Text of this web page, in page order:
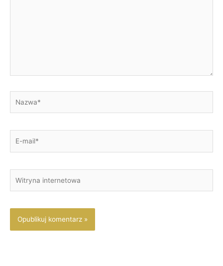
mail*
internetowa